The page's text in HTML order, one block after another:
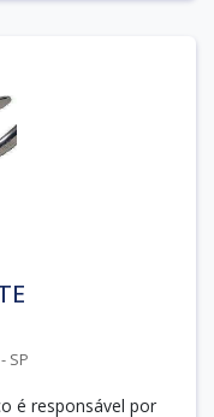
SP
é responsável por